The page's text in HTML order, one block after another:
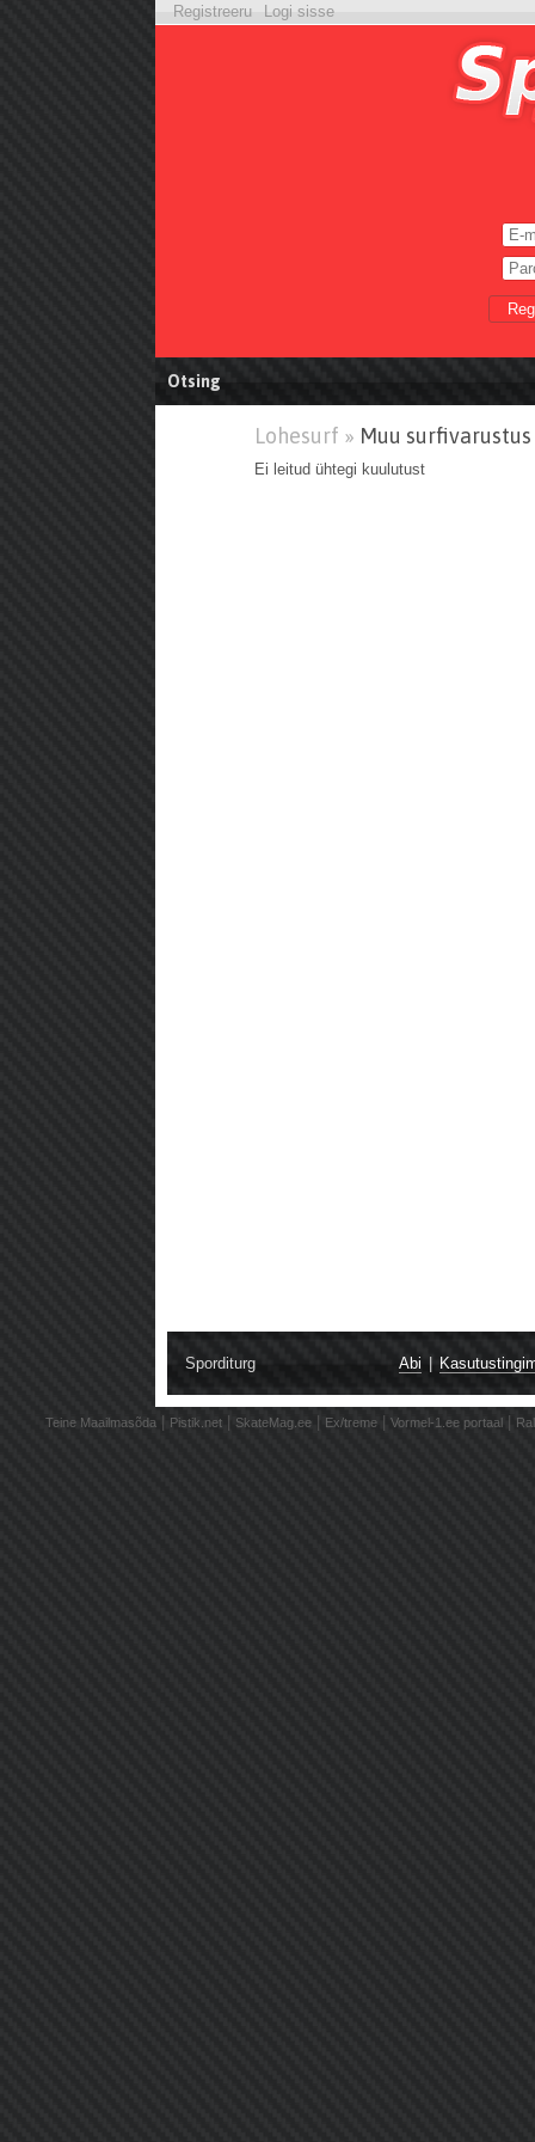
Registreeru Logi sisse
Otsing
Lohesurf » Muu surfivarustus
Ei leitud ühtegi kuulutust
Sporditurg Abi
Teine Maailmasõda Pistik.net SkateMag.ee Ex/treme Vormel-1.ee portaal